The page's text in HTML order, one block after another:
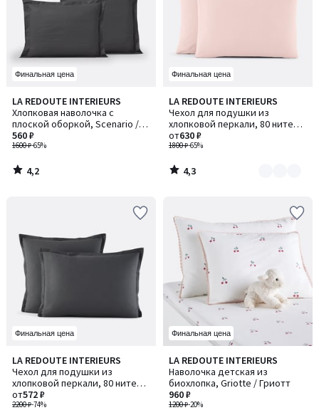
Финальная цена
LA REDOUTE INTERIEURS
Хлопковая наволочка с
плоской оборкой, Scenario /
Сценарио
1600 ₽-65%
560 ₽
4,2
/ 5
4,2
/
Финальная цена
LA REDOUTE INTERIEURS
Чехол для подушки из
хлопковой перкали, 80 нитей/
см², Scenario / Сценарио
1800 ₽-65%
от630 ₽
4,3
/ 5
Количество
цветов:
5
4,3
/
Финальная цена
LA REDOUTE INTERIEURS
Чехол для подушки из
хлопковой перкали, 80 нитей/
см², Scenario / Сценарио
2200 ₽-74%
от572 ₽
4,2
/ 5
Количество
цветов:
2
Финальная цена
LA REDOUTE INTERIEURS
Наволочка детская из
биохлопка, Griotte / Гриотт
1200 ₽-20%
960 ₽
4,9
/ 5